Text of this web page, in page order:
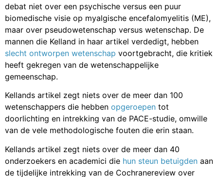
debat niet over een psychische versus een puur
biomedische visie op myalgische encefalomyelitis (ME),
maar over pseudowetenschap versus wetenschap. De
mannen die Kelland in haar artikel verdedigt, hebben
slecht ontworpen wetenschap voortgebracht, die kritiek
heeft gekregen van de wetenschappelijke
gemeenschap.
Kellands artikel zegt niets over de meer dan 100
wetenschappers die hebben opgeroepen tot
doorlichting en intrekking van de PACE-studie, omwille
van de vele methodologische fouten die erin staan.
Kellands artikel zegt niets over de meer dan 40
onderzoekers en academici die hun steun betuigden aan
de tijdelijke intrekking van de Cochranereview over